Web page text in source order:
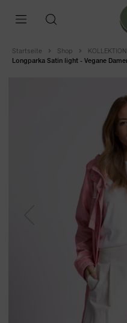
Startseite Shop KOLLEKTION
Longparka Satin light - Vegane